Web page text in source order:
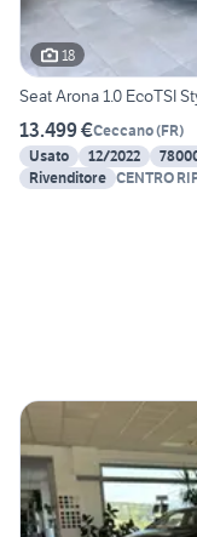
18
Seat Arona 1.0 EcoTSI
13.499 €Ceccano(FR)
Usato
12/2022
Rivenditore CENTRO